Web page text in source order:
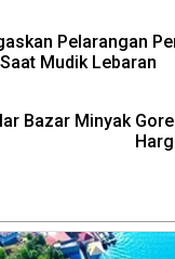
Pelarangan
Mudik Lebaran
Bazar Minyak